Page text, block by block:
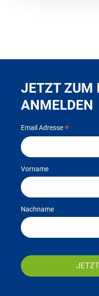
JETZT ZUM
ANMELDEN
Email Adresse*
Vorname
Nachname